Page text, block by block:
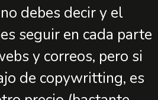
debes decir y el
seguir en cada parte
y correos, pero si
de copywritting, es